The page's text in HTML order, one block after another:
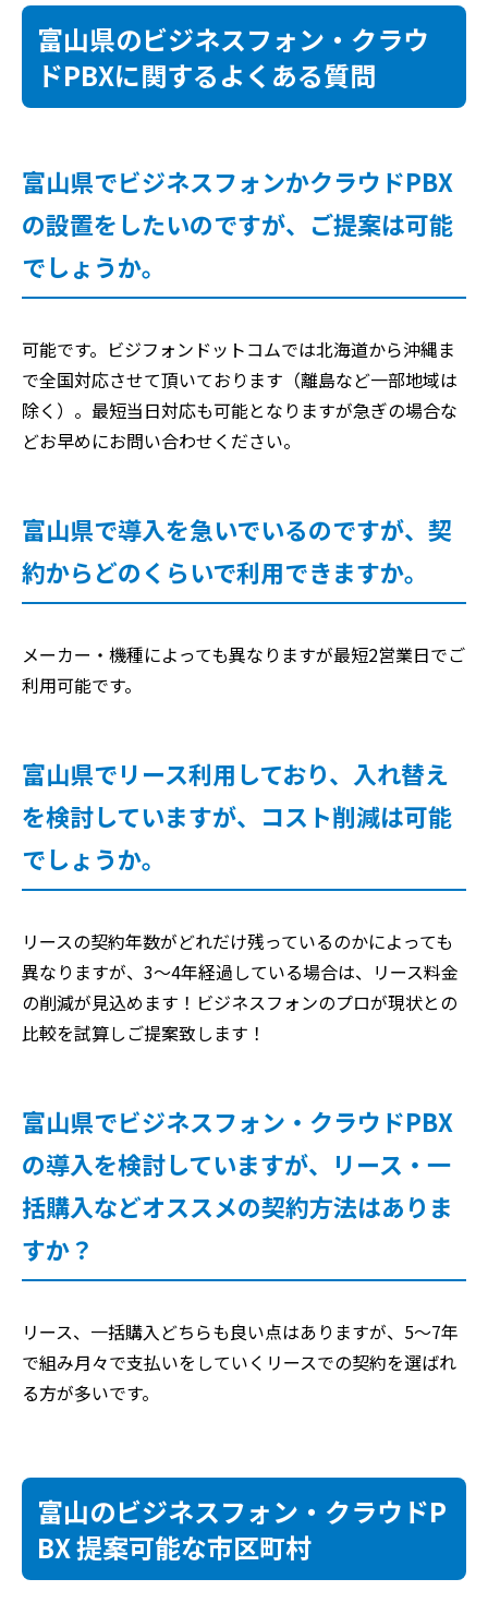
富山県のビジネスフォン・クラウ
ドPBXに関するよくある質問
富山県でビジネスフォンかクラウドPBX
の設置をしたいのですが、ご提案は可能
でしょうか。
可能です。ビジフォンドットコムでは北海道から沖縄ま
で全国対応させて頂いております（離島など一部地域は
除く）。最短当日対応も可能となりますが急ぎの場合な
どお早めにお問い合わせください。
富山県で導入を急いでいるのですが、契
約からどのくらいで利用できますか。
メーカー・機種によっても異なりますが最短2営業日でご
利用可能です。
富山県でリース利用しており、入れ替え
を検討していますが、コスト削減は可能
でしょうか。
リースの契約年数がどれだけ残っているのかによっても
異なりますが、3～4年経過している場合は、リース料金
の削減が見込めます！ビジネスフォンのプロが現状との
比較を試算しご提案致します！
富山県でビジネスフォン・クラウドPBX
の導入を検討していますが、リース・一
括購入などオススメの契約方法はありま
すか？
リース、一括購入どちらも良い点はありますが、5～7年
で組み月々で支払いをしていくリースでの契約を選ばれ
る方が多いです。
富山のビジネスフォン・クラウドP
BX 提案可能な市区町村